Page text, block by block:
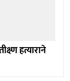
हत्याराने